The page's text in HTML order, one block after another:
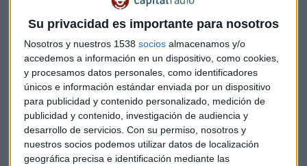
Su privacidad es importante para nosotros
Nosotros y nuestros 1538 socios almacenamos y/o
accedemos a información en un dispositivo, como cookies,
y procesamos datos personales, como identificadores
únicos e información estándar enviada por un dispositivo
para publicidad y contenido personalizado, medición de
publicidad y contenido, investigación de audiencia y
desarrollo de servicios. Con su permiso, nosotros y
nuestros socios podemos utilizar datos de localización
geográfica precisa e identificación mediante las
a los 13.600 millones de dólares del mismo periodo del año
anterior. Una cifra que se aleja de los 10.000 millones
estimados.
El banco también planea recomprar acciones por valor de
2.500 millones de dólares en la segunda mitad para
mantener su dividendo anual en el nivel actual del futuro
previsible.
Empresas Economía Mercados